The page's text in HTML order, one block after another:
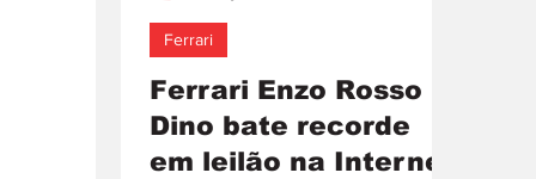
Ferrari Enzo Rosso
Dino bate recorde
em leilão na Internet
Ferrari